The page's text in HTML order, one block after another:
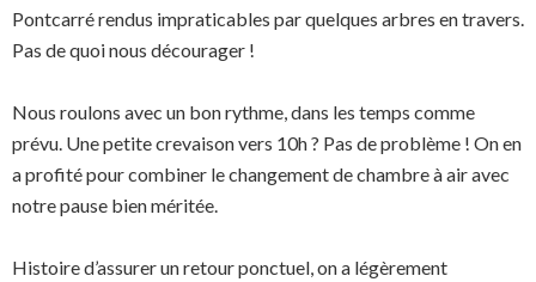
Pontcarré rendus impraticables par quelques arbres en travers.
Pas de quoi nous décourager !
Nous roulons avec un bon rythme, dans les temps comme
prévu. Une petite crevaison vers 10h ? Pas de problème ! On en
a profité pour combiner le changement de chambre à air avec
notre pause bien méritée.
Histoire d’assurer un retour ponctuel, on a légèrement